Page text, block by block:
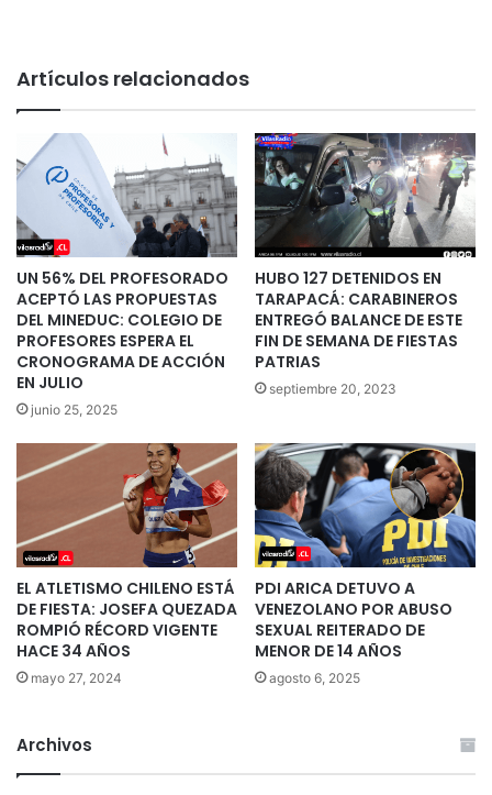
Artículos relacionados
UN 56% DEL PROFESORADO
ACEPTÓ LAS PROPUESTAS
DEL MINEDUC: COLEGIO DE
PROFESORES ESPERA EL
CRONOGRAMA DE ACCIÓN
EN JULIO
junio 25, 2025
HUBO 127 DETENIDOS EN
TARAPACÁ: CARABINEROS
ENTREGÓ BALANCE DE ESTE
FIN DE SEMANA DE FIESTAS
PATRIAS
septiembre 20, 2023
EL ATLETISMO CHILENO ESTÁ
DE FIESTA: JOSEFA QUEZADA
ROMPIÓ RÉCORD VIGENTE
HACE 34 AÑOS
mayo 27, 2024
PDI ARICA DETUVO A
VENEZOLANO POR ABUSO
SEXUAL REITERADO DE
MENOR DE 14 AÑOS
agosto 6, 2025
Archivos